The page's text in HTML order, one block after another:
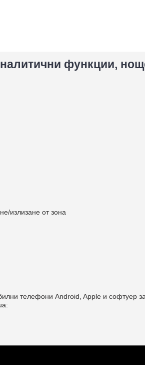
функции,
излизане от зона
телефони Android, Apple и софтуер